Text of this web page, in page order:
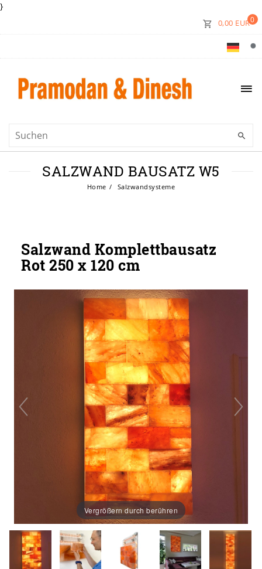
}
0
0,00 EUR
SALZWAND BAUSATZ W5
Home Salzwandsysteme
Salzwand Komplettbausatz
Rot 250 x 120 cm
Vergrößern durch berühren